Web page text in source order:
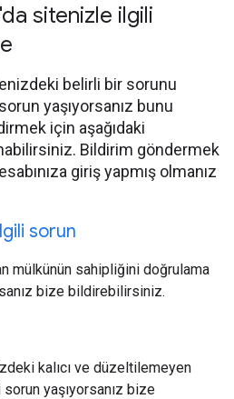
sitenizle ilgili
belirli bir sorunu
yaşıyorsanız bunu
için aşağıdaki
Bildirim göndermek
giriş yapmış olmanız
sorun
mülkünün sahipliğini doğrulama
bize bildirebilirsiniz.
kalıcı ve düzeltilemeyen
yaşıyorsanız bize